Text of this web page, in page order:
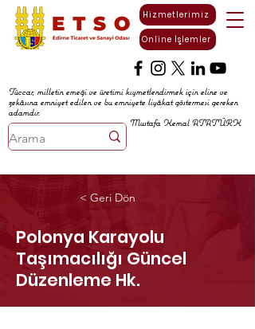
Online İşlemler
Hizmetlerimiz
Tüccar, milletin emeği ve üretimi kıymetlendirmek için eline ve
zekâsına emniyet edilen ve bu emniyete liyâkat göstermesi gereken
adamdır.
Mustafa Kemal ATATÜRK
< Geri Dön
Polonya Karayolu
Taşımacılığı Güncel
Düzenleme Hk.